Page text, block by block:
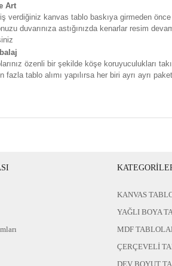
Art
verdiğiniz kanvas tablo baskıya girmeden
duvarınıza astığınızda kenarlar resim
özenli bir şekilde köşe koruyuculukları
tablo alımı yapılırsa her biri ayrı ayrı
KANVAS
YAĞLI BOYA
MDF
ÇERÇEVELİ
DEV BOYUT